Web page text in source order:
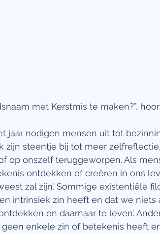
met Kerstmis te maken?”,
jaar nodigen mensen uit tot
zijn steentje bij tot meer
op onszelf teruggeworpen. Als
ontdekken of creëren in ons
zal zijn’. Sommige existentiële
intrinsiek zin heeft en dat we niets
en daarnaar te leven’.
enkele zin of betekenis heeft